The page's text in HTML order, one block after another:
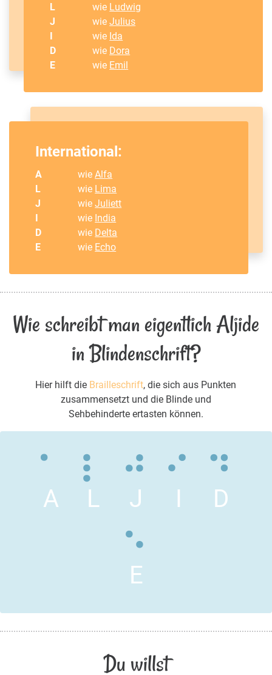
L
wie Ludwig
J
wieJulius
I
wie Ida
D
wie Dora
E
wie Emil
International:
A wieAlfa
L
wie Lima
J
wieJuliett
I
wie India
D
wie Delta
E
wie Echo
Wie schreibt man eigentlich Aljide
in Blindenschrift?
Hier hilft die Brailleschrift, die sich aus Punkten
zusammensetzt und die Blinde und
Sehbehinderte ertasten können.
A L J I D
E
Du willst